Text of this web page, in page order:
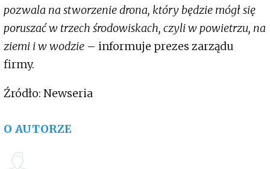
pozwala na stworzenie drona, który będzie mógł się
poruszać w trzech środowiskach, czyli w powietrzu, na
ziemi i w wodzie – informuje prezes zarządu
firmy.
Źródło: Newseria
O AUTORZE